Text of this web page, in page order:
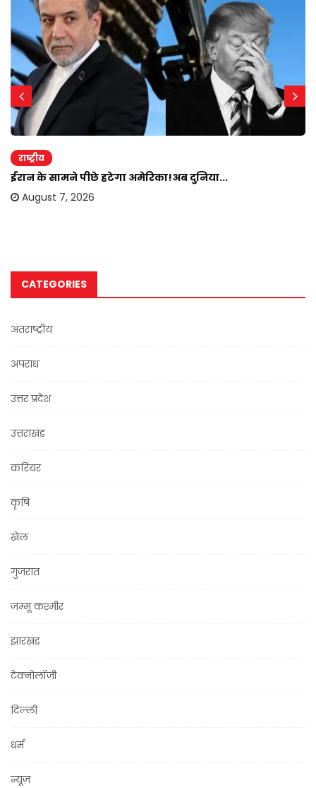
राष्ट्रीय
ईरान के सामने पीछे हटेगा अमेरिका!अब दुनिया...
August 7, 2026
CATEGORIES
अंतराष्ट्रीय
अपराध
उत्तर प्रदेश
उत्तराखंड
करियर
कृषि
खेल
गुजरात
जम्मू कश्मीर
झारखंड
टेक्नोलॉजी
दिल्ली
धर्म
न्यूज़